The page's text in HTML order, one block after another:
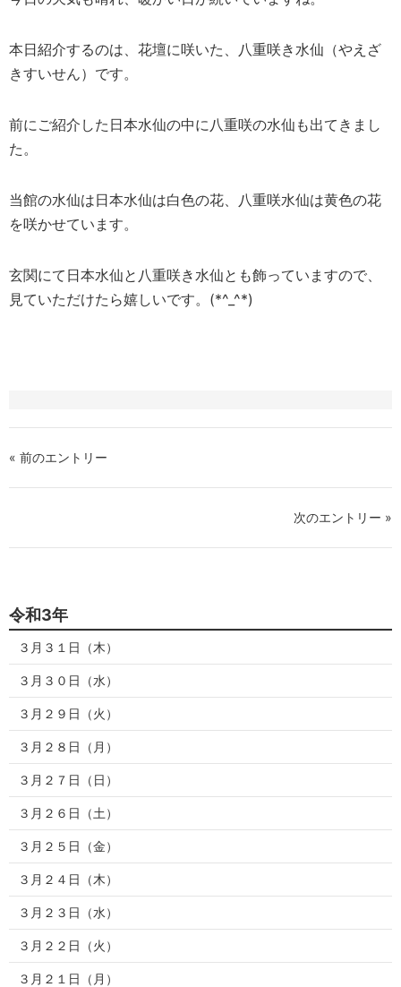
本日紹介するのは、花壇に咲いた、八重咲き水仙（やえざ
きすいせん）です。
前にご紹介した日本水仙の中に八重咲の水仙も出てきまし
た。
当館の水仙は日本水仙は白色の花、八重咲水仙は黄色の花
を咲かせています。
玄関にて日本水仙と八重咲き水仙とも飾っていますので、
見ていただけたら嬉しいです。(*^_^*)
« 前のエントリー
次のエントリー »
令和3年
３月３１日（木）
３月３０日（水）
３月２９日（火）
３月２８日（月）
３月２７日（日）
３月２６日（土）
３月２５日（金）
３月２４日（木）
３月２３日（水）
３月２２日（火）
３月２１日（月）